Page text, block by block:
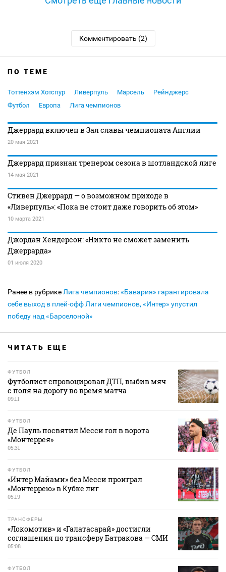
Комментировать (2)
ПО ТЕМЕ
Тоттенхэм Хотспур Ливерпуль Марсель
Рейнджерс
Футбол
Европа Лига чемпионов
Джеррард включен в Зал славы чемпионата Англии
20 мая 2021
Джеррард признан тренером сезона в шотландской лиге
14 мая 2021
Стивен Джеррард — о возможном приходе в
«Ливерпуль»: «Пока не стоит даже говорить об этом»
10 марта 2021
Джордан Хендерсон: «Никто не сможет заменить
Джеррарда»
01 июля 2020
Ранее в рубрикеЛига чемпионов:«Бавария» гарантировала
себе выход в плей-офф Лиги чемпионов, «Интер» упустил
победу над «Барселоной»
ЧИТАТЬ ЕЩЕ
ФУТБОЛ
Футболист спровоцировал ДТП, выбив мяч
с поля на дорогу во время матча
09:11
ФУТБОЛ
Де Пауль посвятил Месси гол в ворота
«Монтеррея»
05:31
ФУТБОЛ
«Интер Майами» без Месси проиграл
«Монтеррею» в Кубке лиг
05:19
ТРАНСФЕРЫ
«Локомотив» и «Галатасарай» достигли
соглашения по трансферу Батракова — СМИ
05:08
ФУТБОЛ